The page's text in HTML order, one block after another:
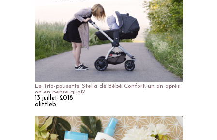
Le Trio-pousette Stella de Bébé Confort, un an après
on en pense quoi?
13 juillet 2018
alittleb